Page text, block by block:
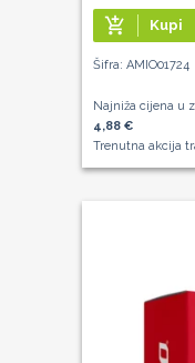
add_shopping_cart Kupi
Šifra: AMIO01724
Najniža cijena u
4,88 €
Trenutna akcija